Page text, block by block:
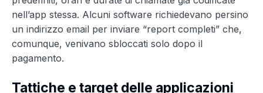
nell’app stessa. Alcuni software richiedevano persino
un indirizzo email per inviare “report completi” che,
comunque, venivano sbloccati solo dopo il
pagamento.
Tattiche e target delle applicazioni